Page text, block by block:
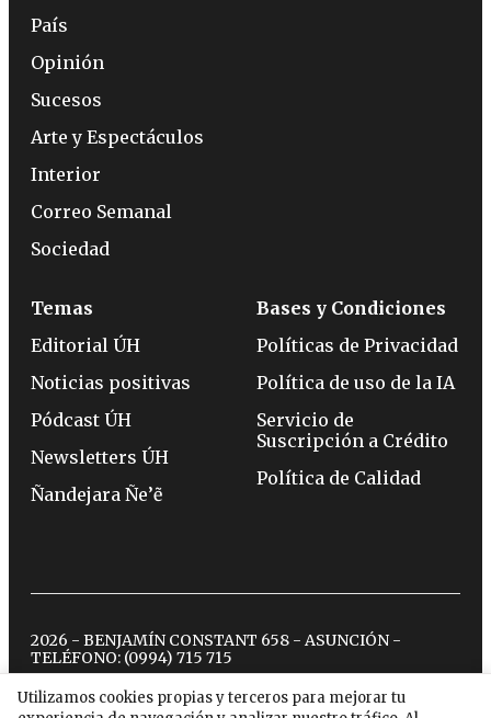
Utilizamos cookies propias y terceros para mejorar tu
País
Opinión
Sucesos
Arte y Espectáculos
Interior
Correo Semanal
Sociedad
Temas
Editorial ÚH
Noticias positivas
Pódcast ÚH
Newsletters ÚH
Ñandejara Ñe’ẽ
Bases y Condiciones
Políticas de Privacidad
Política de uso de la IA
Servicio de
Suscripción a Crédito
Política de Calidad
2026 - BENJAMÍN CONSTANT 658 - ASUNCIÓN -
TELÉFONO: (0994) 715 715